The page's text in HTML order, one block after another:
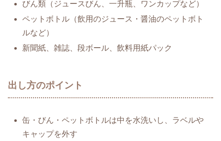
びん類（ジュースびん、一升瓶、ワンカップなど）
ペットボトル（飲用のジュース・醤油のペットボト
ルなど）
新聞紙、雑誌、段ボール、飲料用紙パック
出し方のポイント
缶・びん・ペットボトルは中を水洗いし、ラベルや
キャップを外す